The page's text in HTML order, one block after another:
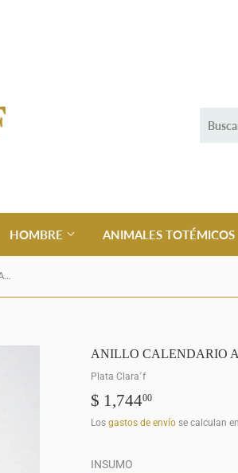
HOMBRE ANIMALES TOTÉMICOS
ANILLO CALENDARIO AZTECA O PIEDRA DEL SOL
ANILLO CALENDARIO
Plata Clara´f
$ 1,74400
1,744.00
Los gastos de envío se calculan
INSUMO